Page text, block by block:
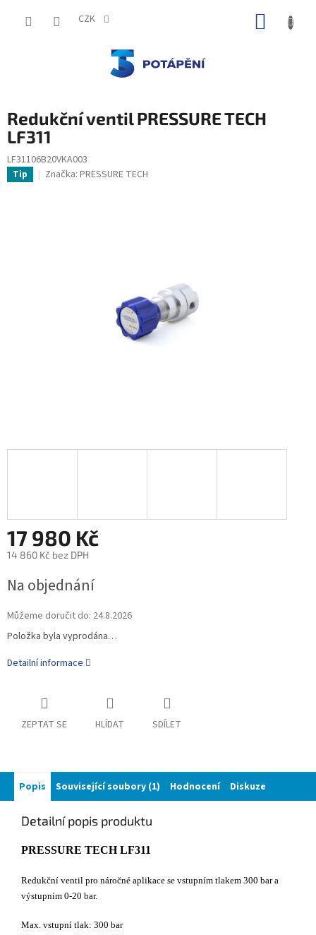
CZK
Redukční ventil PRESSURE TECH
LF311
LF31106B20VKA003
Tip Značka: PRESSURE TECH
17 980 Kč
14 860 Kč bez DPH
Na objednání
Můžeme doručit do: 24.8.2026
Položka byla vyprodána…
Detailní informace
ZEPTAT SE HLÍDAT SDÍLET
Popis Související soubory (1) Hodnocení Diskuze
Detailní popis produktu
PRESSURE TECH LF311
Redukční ventil pro náročné aplikace se vstupním tlakem 300 bar a
výstupním 0-20 bar.
Max. vstupní tlak: 300 bar